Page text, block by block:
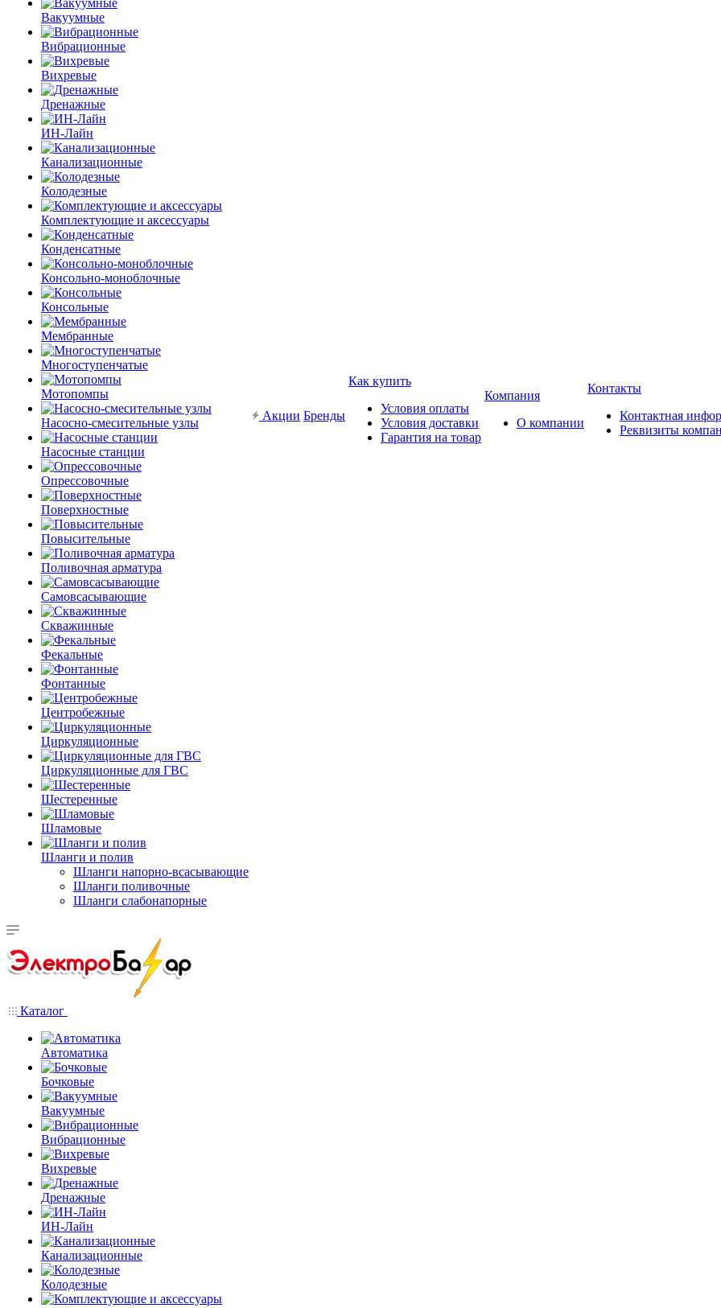
Вакуумные
Вибрационные
Вихревые
Дренажные
ИН-Лайн
Канализационные
Колодезные
Комплектующие и аксессуары
Конденсатные
Консольно-моноблочные
Консольные
Мембранные
Многоступенчатые
Мотопомпы
Насосно-смесительные узлы
Насосные станции
Опрессовочные
Поверхностные
Повысительные
Поливочная арматура
Самовсасывающие
Скважинные
Фекальные
Фонтанные
Центробежные
Циркуляционные
Циркуляционные для ГВС
Шестеренные
Шламовые
Шланги и полив
Шланги напорно-всасывающие
Шланги поливочные
Шланги слабонапорные
Акции Бренды
Как купить
Условия оплаты
Условия доставки
Гарантия на товар
Компания
О компании
Контакты
Контактная
Реквизиты
Каталог
Автоматика
Бочковые
Вакуумные
Вибрационные
Вихревые
Дренажные
ИН-Лайн
Канализационные
Колодезные